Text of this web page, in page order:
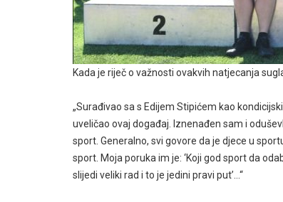
Kada je riječ o važnosti ovakvih natjecanja
„Surađivao sa s Edijem Stipićem kao
uveličao ovaj događaj. Iznenađen sam i
sport. Generalno, svi govore da je djece u
sport. Moja poruka im je: ‘Koji god sport da
slijedi veliki rad i to je jedini pravi put’…“